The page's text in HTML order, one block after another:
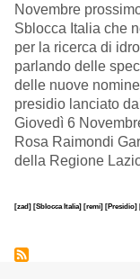
Novembre
Sblocca Italia che
per la ricerca di
parlando delle
delle nuove
presidio lanciato
Giovedì 6
Rosa Raimondi
della Regione
[zad] [Sblocca Italia] [remi] [Presidio]